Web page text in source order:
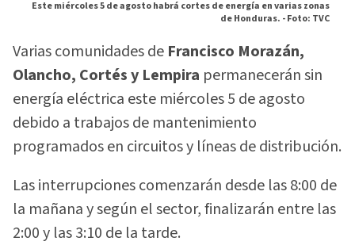
Este miércoles 5 de agosto habrá cortes de energía en varias zonas
de Honduras. -Foto: TVC
Varias comunidades de Francisco Morazán,
Olancho, Cortés y Lempira permanecerán sin
energía eléctrica este miércoles 5 de agosto
debido a trabajos de mantenimiento
programados en circuitos y líneas de distribución.
Las interrupciones comenzarán desde las 8:00 de
la mañana y según el sector, finalizarán entre las
2:00 y las 3:10 de la tarde.